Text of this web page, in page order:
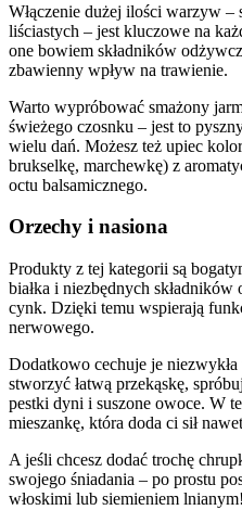
Włączenie dużej ilości warzyw –
liściastych – jest kluczowe na
one bowiem składników
zbawienny wpływ na trawienie.
Warto wypróbować smażony
świeżego czosnku – jest to
wielu dań. Możesz też upiec
brukselkę, marchewkę) z
octu balsamicznego.
Orzechy i nasiona
Produkty z tej kategorii są
białka i niezbędnych
cynk. Dzięki temu wspierają
nerwowego.
Dodatkowo cechuje je
stworzyć łatwą przekąskę,
pestki dyni i suszone owoce. W
mieszankę, która doda ci sił
A jeśli chcesz dodać trochę
swojego śniadania – po prostu
włoskimi lub siemieniem lnianym!